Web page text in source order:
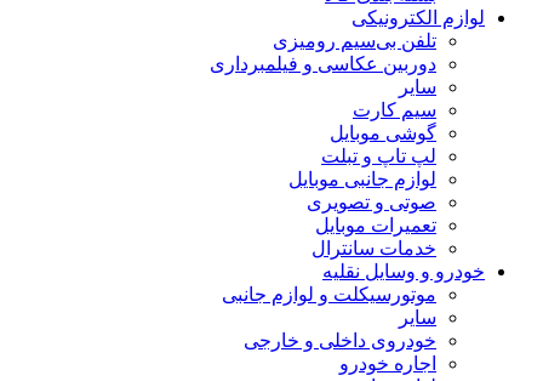
لوازم الکترونیکی
تلفن بی‌سیم رومیزی
دوربین عکاسی و فیلمبرداری
سایر
سیم کارت
گوشی موبایل
لپ تاپ و تبلت
لوازم جانبی موبایل
صوتی و تصویری
تعمیرات موبایل
خدمات سانترال
خودرو و وسایل نقلیه
موتورسیکلت و لوازم جانبی
سایر
خودروی داخلی و خارجی
اجاره خودرو